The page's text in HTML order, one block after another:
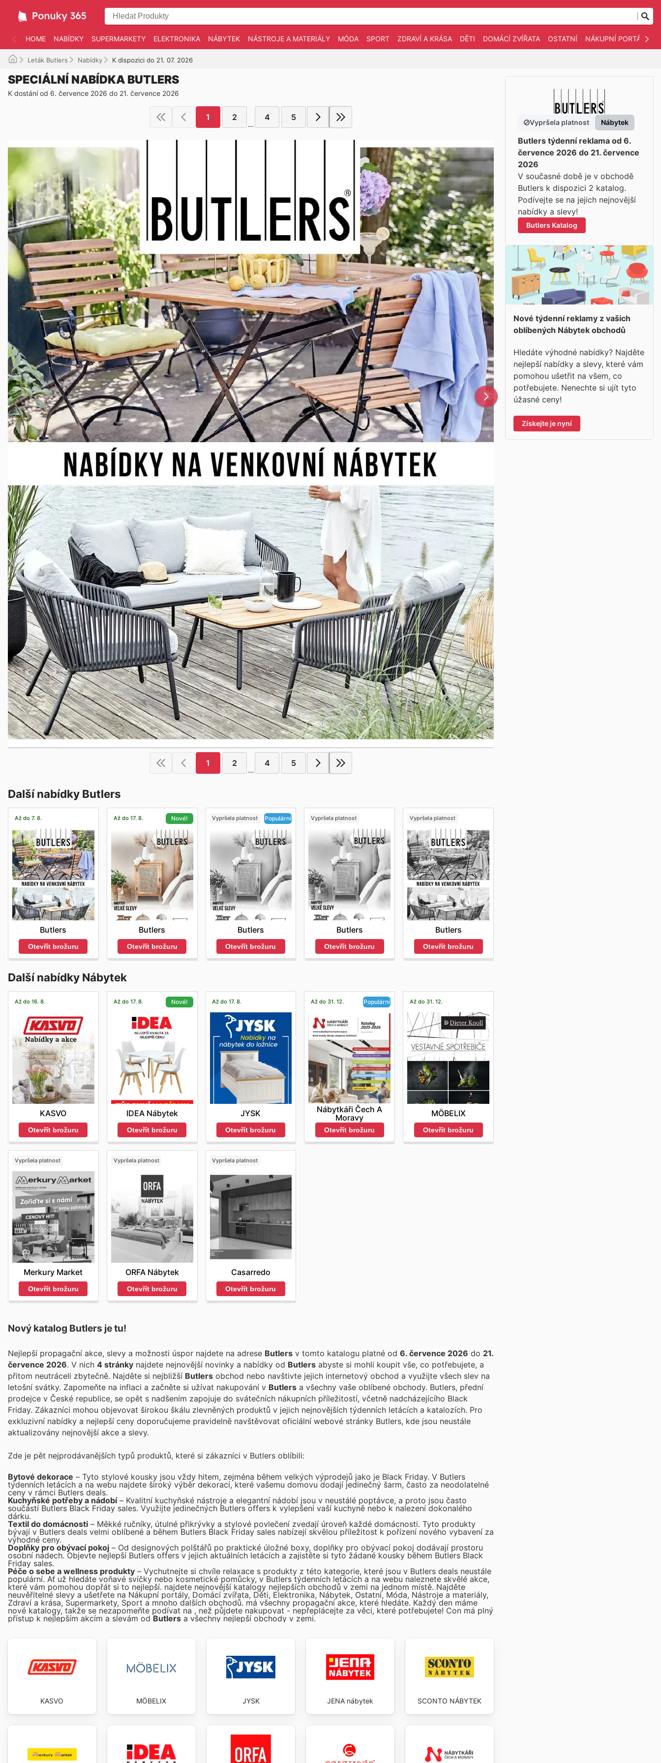
HOME NABÍDKY SUPERMARKETY ELEKTRONIKA NÁBYTEK NÁSTROJE A MATERIÁLY MÓDA SPORT ZDRAVÍ A KRÁSA DĚTI DOMÁCÍ ZVÍŘATA OSTATNÍ NÁKUPNÍ PORTÁLY
Leták Butlers Nabídky K dispozici do 21. 07. 2026
SPECIÁLNÍ NABÍDKA BUTLERS
K dostání od 6. července 2026 do 21. července 2026
1 2
...
4 5
1 2
...
4 5
Další nabídky Butlers
Až do 7. 8.
Butlers
Otevřít brožuru
Až do 17. 8. Nové!
Butlers
Otevřít brožuru
Vypršela platnost Populární
Butlers
Otevřít brožuru
Vypršela platnost
Butlers
Otevřít brožuru
Vypršela platnost
Butlers
Otevřít brožuru
Další nabídky Nábytek
Až do 16. 8.
KASVO
Otevřít brožuru
Až do 17. 8. Nové!
IDEA Nábytek
Otevřít brožuru
Až do 17. 8.
JYSK
Otevřít brožuru
Až do 31. 12. Populární
Nábytkáři Čech A
Moravy
Otevřít brožuru
Až do 31. 12.
MÖBELIX
Otevřít brožuru
Vypršela platnost
Merkury Market
Otevřít brožuru
Vypršela platnost
ORFA Nábytek
Otevřít brožuru
Vypršela platnost
Casarredo
Otevřít brožuru
Nový katalog Butlers je tu!
Nejlepší propagační akce, slevy a možnosti úspor najdete na adrese Butlers v tomto katalogu platné od 6. července 2026 do 21.
července 2026 . V nich 4 stránky najdete nejnovější novinky a nabídky od Butlers abyste si mohli koupit vše, co potřebujete, a
přitom neutráceli zbytečně. Najděte si nejbližší Butlers obchod nebo navštivte jejich internetový obchod a využijte všech slev na
letošní svátky. Zapomeňte na inflaci a začněte si užívat nakupování v Butlers a všechny vaše oblíbené obchody. Butlers, přední
prodejce v České republice, se opět s nadšením zapojuje do svátečních nákupních příležitostí, včetně nadcházejícího Black
Friday. Zákazníci mohou objevovat širokou škálu zlevněných produktů v jejich nejnovějších týdenních letácích a katalozích. Pro
exkluzivní nabídky a nejlepší ceny doporučujeme pravidelně navštěvovat oficiální webové stránky Butlers, kde jsou neustále
aktualizovány nejnovější akce a slevy.
Zde je pět nejprodávanějších typů produktů, které si zákazníci v Butlers oblíbili:
Bytové dekorace – Tyto stylové kousky jsou vždy hitem, zejména během velkých výprodejů jako je Black Friday. V Butlers
týdenních letácích a na webu najdete široký výběr dekorací, které vašemu domovu dodají jedinečný šarm, často za neodolatelné
ceny v rámci Butlers deals.
Kuchyňské potřeby a nádobí– Kvalitní kuchyňské nástroje a elegantní nádobí jsou v neustálé poptávce, a proto jsou často
součástí Butlers Black Friday sales. Využijte jedinečných Butlers offers k vylepšení vaší kuchyně nebo k nalezení dokonalého
dárku.
Textil do domácnosti – Měkké ručníky, útulné přikrývky a stylové povlečení zvedají úroveň každé domácnosti. Tyto produkty
bývají v Butlers deals velmi oblíbené a během Butlers Black Friday sales nabízejí skvělou příležitost k pořízení nového vybavení za
výhodné ceny.
Doplňky pro obývací pokoj – Od designových polštářů po praktické úložné boxy, doplňky pro obývací pokoj dodávají prostoru
osobní nádech. Objevte nejlepší Butlers offers v jejich aktuálních letácích a zajistěte si tyto žádané kousky během Butlers Black
Friday sales.
Péče o sebe a wellness produkty – Vychutnejte si chvíle relaxace s produkty z této kategorie, které jsou v Butlers deals neustále
populární. Ať už hledáte voňavé svíčky nebo kosmetické pomůcky, v Butlers týdenních letácích a na webu naleznete skvělé akce,
které vám pomohou dopřát si to nejlepší. najdete nejnovější katalogy nejlepších obchodů v zemi na jednom místě. Najděte
neuvěřitelné slevy a ušetřete na Nákupní portály, Domácí zvířata, Děti, Elektronika, Nábytek, Ostatní, Móda, Nástroje a materiály,
Zdraví a krása, Supermarkety, Sport a mnoho dalších obchodů. má všechny propagační akce, které hledáte. Každý den máme
nové katalogy, takže se nezapomeňte podívat na , než půjdete nakupovat - nepřeplácejte za věci, které potřebujete! Con má plný
přístup k nejlepším akcím a slevám odButlers a všechny nejlepší obchody v zemi.
KASVO MÖBELIX JYSK JENA nábytek SCONTO NÁBYTEK
Vypršela platnost Nábytek
Butlers týdenní reklama od 6.
července 2026 do 21. července
2026
V současné době je v obchodě
Butlers k dispozici 2 katalog.
Podívejte se na jejich nejnovější
nabídky a slevy!
Butlers Katalog
Nové týdenní reklamy z vašich
oblíbených Nábytek obchodů
Hledáte výhodné nabídky? Najděte
nejlepší nabídky a slevy, které vám
pomohou ušetřit na všem, co
potřebujete. Nenechte si ujít tyto
úžasné ceny!
Získejte je nyní